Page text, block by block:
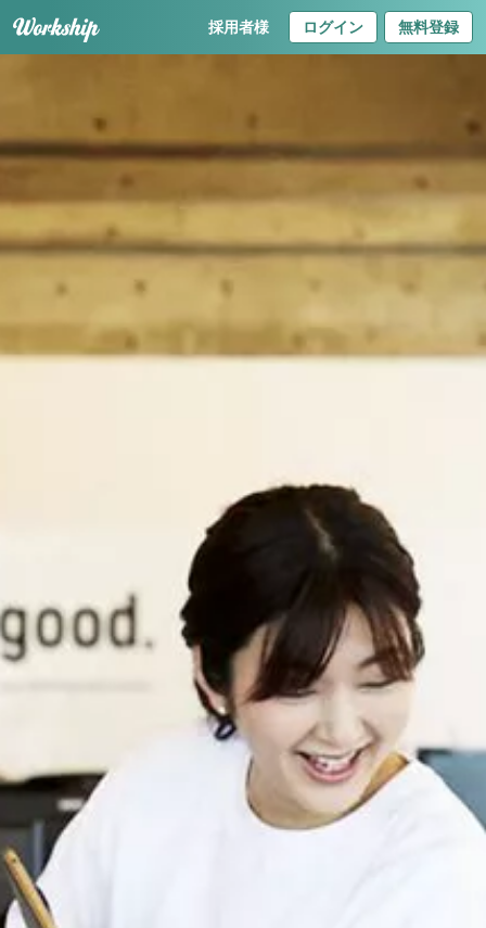
採用者様 ログイン 無料登録